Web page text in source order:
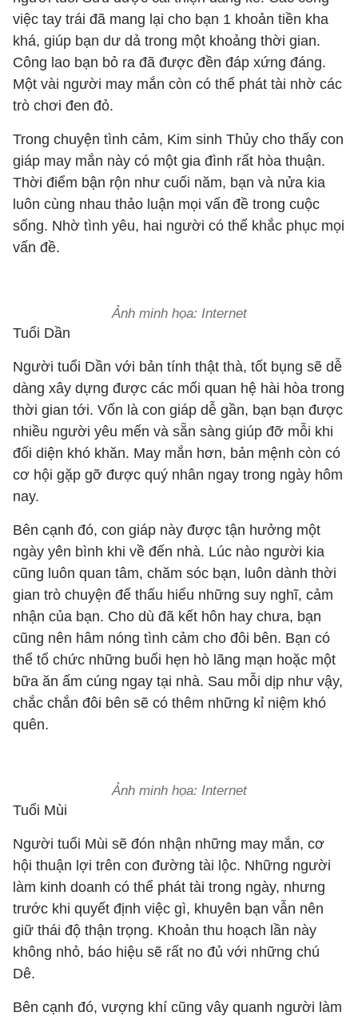
việc tay trái đã mang lại cho bạn 1 khoản tiền kha
khá, giúp bạn dư dả trong một khoảng thời gian.
Công lao bạn bỏ ra đã được đền đáp xứng đáng.
Một vài người may mắn còn có thể phát tài nhờ các
trò chơi đen đỏ.
Trong chuyện tình cảm, Kim sinh Thủy cho thấy con
giáp may mắn này có một gia đình rất hòa thuận.
Thời điểm bận rộn như cuối năm, bạn và nửa kia
luôn cùng nhau thảo luận mọi vấn đề trong cuộc
sống. Nhờ tình yêu, hai người có thể khắc phục mọi
vấn đề.
Ảnh minh họa: Internet
Tuổi Dần
Người tuổi Dần với bản tính thật thà, tốt bụng sẽ dễ
dàng xây dựng được các mối quan hệ hài hòa trong
thời gian tới. Vốn là con giáp dễ gần, bạn bạn được
nhiều người yêu mến và sẵn sàng giúp đỡ mỗi khi
đối diện khó khăn. May mắn hơn, bản mệnh còn có
cơ hội gặp gỡ được quý nhân ngay trong ngày hôm
nay.
Bên cạnh đó, con giáp này được tận hưởng một
ngày yên bình khi về đến nhà. Lúc nào người kia
cũng luôn quan tâm, chăm sóc bạn, luôn dành thời
gian trò chuyện để thấu hiểu những suy nghĩ, cảm
nhận của bạn. Cho dù đã kết hôn hay chưa, bạn
cũng nên hâm nóng tình cảm cho đôi bên. Bạn có
thể tổ chức những buổi hẹn hò lãng mạn hoặc một
bữa ăn ấm cúng ngay tại nhà. Sau mỗi dịp như vậy,
chắc chắn đôi bên sẽ có thêm những kỉ niệm khó
quên.
Ảnh minh họa: Internet
Tuổi Mùi
Người tuổi Mùi sẽ đón nhận những may mắn, cơ
hội thuận lợi trên con đường tài lộc. Những người
làm kinh doanh có thể phát tài trong ngày, nhưng
trước khi quyết định việc gì, khuyên bạn vẫn nên
giữ thái độ thận trọng. Khoản thu hoạch lần này
không nhỏ, báo hiệu sẽ rất no đủ với những chú
Dê.
Bên cạnh đó, vượng khí cũng vây quanh người làm